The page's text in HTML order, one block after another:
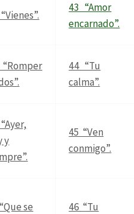
43 “Amor
encarnado”.
44 “Tu
calma”.
y
45 “Ven
conmigo”.
se
46 “Tu